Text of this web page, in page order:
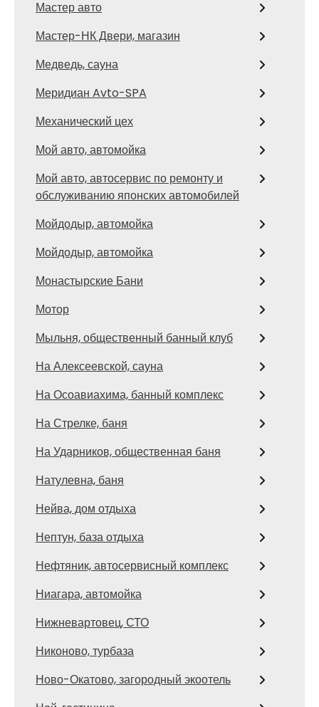
Мастер авто
Мастер-НК Двери, магазин
Медведь, сауна
Меридиан Avto-SPA
Механический цех
Мой авто, автомойка
Мой авто, автосервис по ремонту и
обслуживанию японских автомобилей
Мойдодыр, автомойка
Мойдодыр, автомойка
Монастырские Бани
Мотор
Мыльня, общественный банный клуб
На Алексеевской, сауна
На Осоавиахима, банный комплекс
На Стрелке, баня
На Ударников, общественная баня
Натулевна, баня
Нейва, дом отдыха
Нептун, база отдыха
Нефтяник, автосервисный комплекс
Ниагара, автомойка
Нижневартовец, СТО
Никоново, турбаза
Ново-Окатово, загородный экоотель